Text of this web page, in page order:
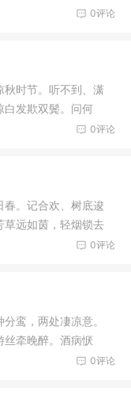
0评论
秋时节。听不到、潇
白发欺双鬓。问何
0评论
春。记合欢、树底逡
草远如茵，轻烟锁去
0评论
鸾，两处凄凉意。
丝牵晚醉。酒病恹
0评论